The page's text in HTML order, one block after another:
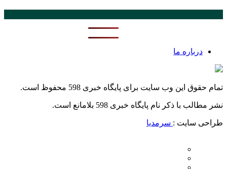
درباره ما
تمام حقوق این وب سایت برای پایگاه خبری 598 محفوظ است.
نشر مطالب با ذکر نام پایگاه خبری 598 بلامانع است.
طراحی سایت : سرمدیا